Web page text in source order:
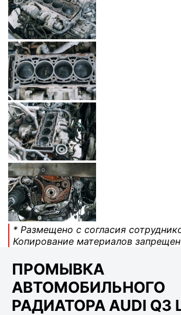
* Размещено с согласия
Копирование материалов
ПРОМЫВКА
АВТОМОБИЛЬНОГО
РАДИАТОРА AUDI Q3